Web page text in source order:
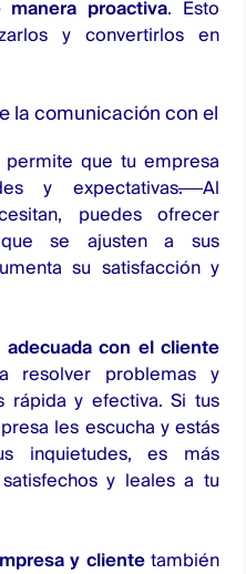
proactiva. Esto
y convertirlos en
la comunicación con el
que tu empresa
y expectativas.Al
puedes ofrecer
se ajusten a sus
su satisfacción y
adecuada con el cliente
resolver problemas y
rápida y efectiva. Si tus
les escucha y estás
inquietudes, es más
y leales a tu
y clientetambién